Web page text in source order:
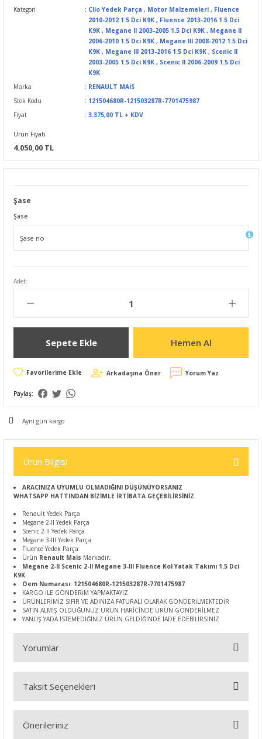
Kategori Clio Yedek Parça , Motor Malzemeleri , Fluence
2010-2012 1.5 Dci K9K , Fluence 2013-2016 1.5 Dci
K9K , Megane II 2003-2005 1.5 Dci K9K , Megane II
2006-2010 1.5 Dci K9K , Megane III 2008-2012 1.5 Dci
K9K , Megane III 2013-2016 1.5 Dci K9K , Scenic II
2003-2005 1.5 Dci K9K , Scenic II 2006-2009 1.5 Dci
K9K
Marka
RENAULT MAİS
Stok Kodu
121504680R-121503287R-7701475987
Fiyat
3.375,00 TL + KDV
Ürün Fiyatı
4.050,00 TL
Şase
Şase
Adet:
Sepete Ekle Hemen Al
Arkadaşına Öner Yorum Yaz
Paylaş:
Aynı gün kargo
Ürün Bilgisi
ARACINIZA UYUMLU OLMADIĞINI DÜŞÜNÜYORSANIZ
WHATSAPP HATTINDAN BİZİMLE İRTİBATA GEÇEBİLİRSİNİZ.
Renault Yedek Parça
Megane 2-II Yedek Parça
Scenic 2-II Yedek Parça
Megane 3-III Yedek Parça
Fluence Yedek Parça
Ürün Renault Mais Markadır.
Megane 2-II Scenic 2-II Megane 3-III Fluence Kol Yatak Takımı 1.5 Dci
K9K
Oem Numarası: 121504680R-121503287R-7701475987
KARGO İLE GÖNDERİM YAPMAKTAYIZ
ÜRÜNLERİMİZ SIFIR VE ADINIZA FATURALI OLARAK GÖNDERİLMEKTEDİR
SATIN ALMIŞ OLDUĞUNUZ ÜRÜN HARİCİNDE ÜRÜN GÖNDERİLMEZ
YANLIŞ YADA İSTEMEDİĞİNİZ ÜRÜN GELDİĞİNDE İADE EDEBİLİRSİNİZ
Yorumlar
Bu ürüne ilk yorumu siz yapın!
Taksit Seçenekleri
Önerileriniz